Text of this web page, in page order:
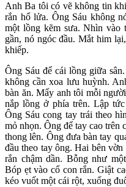
Anh Ba tôi có vẽ không tin
rắn hổ lửa. Ông Sáu không
một lồng kẽm sưa. Nhìn vào
gần, nó ngóc đầu. Mắt him
khiếp.
Ông Sáu để cái lồng giữa
không cần xoa lưu huỳnh.
bàn ăn. Mấy anh tôi mỗi
nắp lồng ở phía trên. Lập
Ông Sáu cong tay trái theo
mỏ nhọn. Ông để tay cao trên
thong lên. Ông đưa bàn tay
đầu theo tay ông. Hai bên
rắn chậm dần. Bỗng như
Bóp ẹt vào cổ con rắn. Giật
kéo vuốt một cái rột, xuống